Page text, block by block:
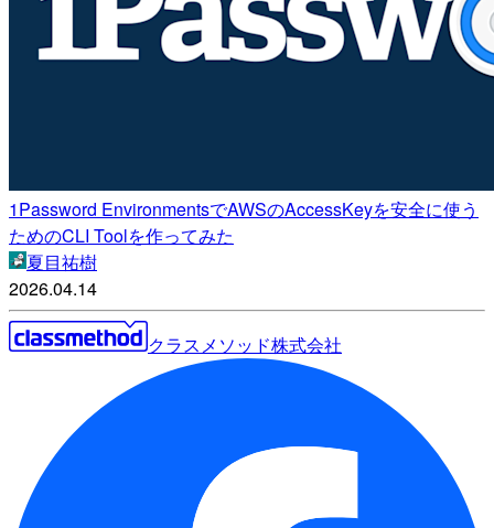
1Password EnvironmentsでAWSのAccessKeyを安全に使う
ためのCLI Toolを作ってみた
夏目祐樹
2026.04.14
クラスメソッド株式会社